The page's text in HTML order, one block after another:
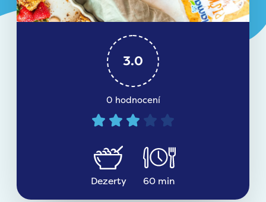
3.0
0 hodnocení
Dezerty 60 min